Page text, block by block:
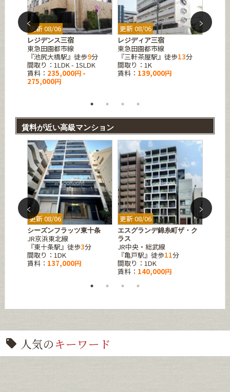
更新 08/06
レジデンス三宿
東急田園都市線
『池尻大橋駅』徒歩9分
間取り：1LDK - 1SLDK
賃料： 235,000円 -
275,000円
更新 08/06
レジディア三宿
東急田園都市線
『三軒茶屋駅』徒歩13分
間取り：1K
賃料： 139,000円
更新
賃料が近い高級マンション
更新 08/06
シーズンフラッツ東十条
JR京浜東北線
『東十条駅』徒歩3分
間取り：1DK
賃料： 137,000円
更新 08/06
エスグランデ錦糸町ザ・ク
ラス
JR中央・総武線
『亀戸駅』徒歩11分
間取り：1DK
賃料： 140,000円
人気のキーワード